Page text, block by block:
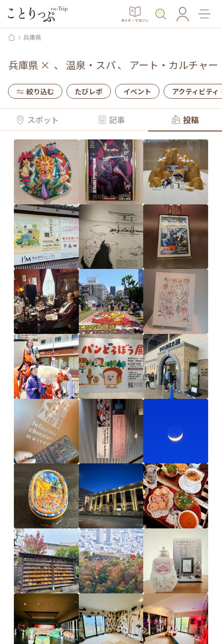
ガイド・マガジン
兵庫県
兵庫県× 、 温泉・スパ、 アート・カルチャー
絞り込む たびレポ イベント アクティビティ
スポット 記事 投稿